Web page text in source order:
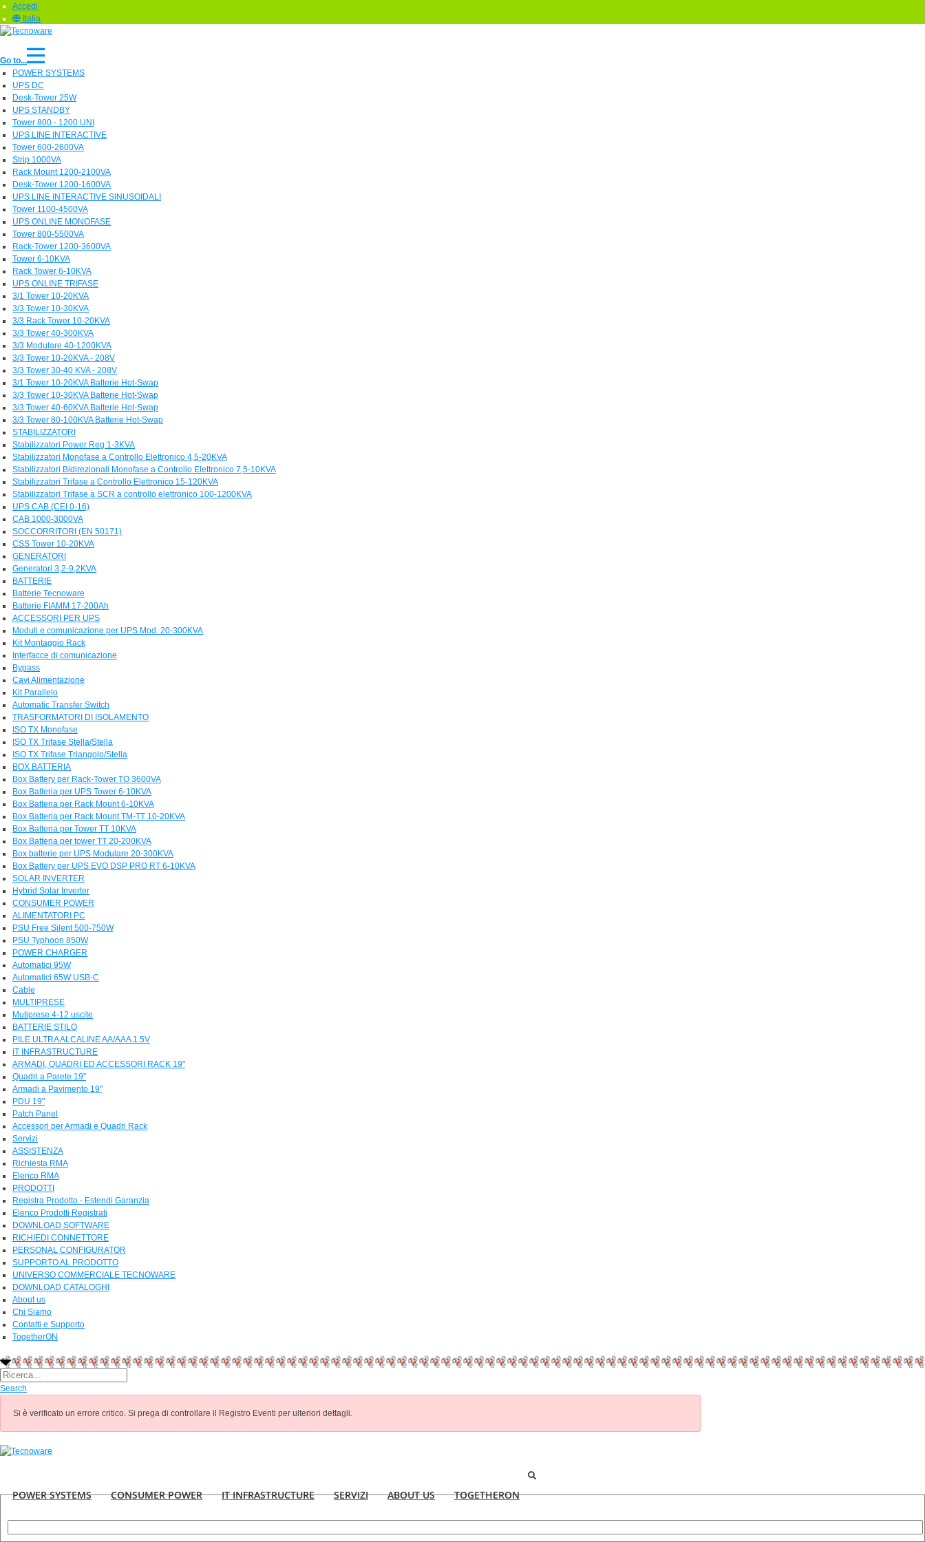
Accedi
Italia
Go to...
POWER SYSTEMS
UPS DC
Desk-Tower 25W
UPS STANDBY
Tower 800 - 1200 UNI
UPS LINE INTERACTIVE
Tower 600-2600VA
Strip 1000VA
Rack Mount 1200-2100VA
Desk-Tower 1200-1600VA
UPS LINE INTERACTIVE SINUSOIDALI
Tower 1100-4500VA
UPS ONLINE MONOFASE
Tower 800-5500VA
Rack-Tower 1200-3600VA
Tower 6-10KVA
Rack Tower 6-10KVA
UPS ONLINE TRIFASE
3/1 Tower 10-20KVA
3/3 Tower 10-30KVA
3/3 Rack Tower 10-20KVA
3/3 Tower 40-300KVA
3/3 Modulare 40-1200KVA
3/3 Tower 10-20KVA - 208V
3/3 Tower 30-40 KVA - 208V
3/1 Tower 10-20KVA Batterie Hot-Swap
3/3 Tower 10-30KVA Batterie Hot-Swap
3/3 Tower 40-60KVA Batterie Hot-Swap
3/3 Tower 80-100KVA Batterie Hot-Swap
STABILIZZATORI
Stabilizzatori Power Reg 1-3KVA
Stabilizzatori Monofase a Controllo Elettronico 4,5-20KVA
Stabilizzatori Bidirezionali Monofase a Controllo Elettronico 7,5-10KVA
Stabilizzatori Trifase a Controllo Elettronico 15-120KVA
Stabilizzatori Trifase a SCR a controllo elettronico 100-1200KVA
UPS CAB (CEI 0-16)
CAB 1000-3000VA
SOCCORRITORI (EN 50171)
CSS Tower 10-20KVA
GENERATORI
Generatori 3,2-9,2KVA
BATTERIE
Batterie Tecnoware
Batterie FIAMM 17-200Ah
ACCESSORI PER UPS
Moduli e comunicazione per UPS Mod. 20-300KVA
Kit Montaggio Rack
Interfacce di comunicazione
Bypass
Cavi Alimentazione
Kit Parallelo
Automatic Transfer Switch
TRASFORMATORI DI ISOLAMENTO
ISO TX Monofase
ISO TX Trifase Stella/Stella
ISO TX Trifase Triangolo/Stella
BOX BATTERIA
Box Battery per Rack-Tower TO 3600VA
Box Batteria per UPS Tower 6-10KVA
Box Batteria per Rack Mount 6-10KVA
Box Batteria per Rack Mount TM-TT 10-20KVA
Box Batteria per Tower TT 10KVA
Box Batteria per tower TT 20-200KVA
Box batterie per UPS Modulare 20-300KVA
Box Battery per UPS EVO DSP PRO RT 6-10KVA
SOLAR INVERTER
Hybrid Solar Inverter
CONSUMER POWER
ALIMENTATORI PC
PSU Free Silent 500-750W
PSU Typhoon 850W
POWER CHARGER
Automatici 95W
Automatici 65W USB-C
Cable
MULTIPRESE
Mutiprese 4-12 uscite
BATTERIE STILO
PILE ULTRA ALCALINE AA/AAA 1.5V
IT INFRASTRUCTURE
ARMADI, QUADRI ED ACCESSORI RACK 19"
Quadri a Parete 19"
Armadi a Pavimento 19"
PDU 19"
Patch Panel
Accessori per Armadi e Quadri Rack
Servizi
ASSISTENZA
Richiesta RMA
Elenco RMA
PRODOTTI
Registra Prodotto - Estendi Garanzia
Elenco Prodotti Registrati
DOWNLOAD SOFTWARE
RICHIEDI CONNETTORE
PERSONAL CONFIGURATOR
SUPPORTO AL PRODOTTO
UNIVERSO COMMERCIALE TECNOWARE
DOWNLOAD CATALOGHI
About us
Chi Siamo
Contatti e Supporto
TogetherON
Search
Si è verificato un errore critico. Si prega di controllare il Registro Eventi per ulteriori dettagli.
POWER SYSTEMS CONSUMER POWER IT INFRASTRUCTURE SERVIZI ABOUT US TOGETHERON